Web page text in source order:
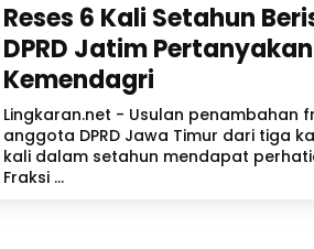
Reses 6 Kali Setahun
DPRD Jatim
Kemendagri
Lingkaran.net - Usulan penambahan
anggota DPRD Jawa Timur dari tiga
kali dalam setahun mendapat
Fraksi ...